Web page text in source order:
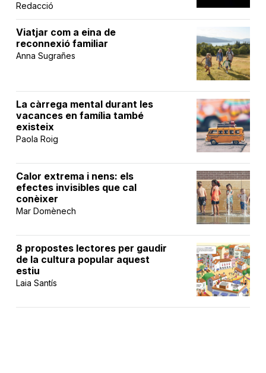
Redacció
Viatjar com a eina de
reconnexió familiar
Anna Sugrañes
La càrrega mental durant les
vacances en família també
existeix
Paola Roig
Calor extrema i nens: els
efectes invisibles que cal
conèixer
Mar Domènech
8 propostes lectores per gaudir
de la cultura popular aquest
estiu
Laia Santís